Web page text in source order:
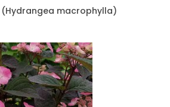
(Hydrangea macrophylla)